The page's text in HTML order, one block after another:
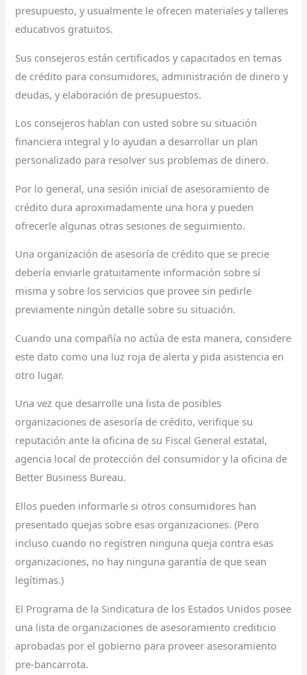
presupuesto, y usualmente le ofrecen materiales y talleres
educativos gratuitos.
Sus consejeros están certificados y capacitados en temas
de crédito para consumidores, administración de dinero y
deudas, y elaboración de presupuestos.
Los consejeros hablan con usted sobre su situación
financiera integral y lo ayudan a desarrollar un plan
personalizado para resolver sus problemas de dinero.
Por lo general, una sesión inicial de asesoramiento de
crédito dura aproximadamente una hora y pueden
ofrecerle algunas otras sesiones de seguimiento.
Una organización de asesoría de crédito que se precie
debería enviarle gratuitamente información sobre sí
misma y sobre los servicios que provee sin pedirle
previamente ningún detalle sobre su situación.
Cuando una compañía no actúa de esta manera, considere
este dato como una luz roja de alerta y pida asistencia en
otro lugar.
Una vez que desarrolle una lista de posibles
organizaciones de asesoría de crédito, verifique su
reputación ante la oficina de su Fiscal General estatal,
agencia local de protección del consumidor y la oficina de
Better Business Bureau.
Ellos pueden informarle si otros consumidores han
presentado quejas sobre esas organizaciones. (Pero
incluso cuando no registren ninguna queja contra esas
organizaciones, no hay ninguna garantía de que sean
legítimas.)
El Programa de la Sindicatura de los Estados Unidos posee
una lista de organizaciones de asesoramiento crediticio
aprobadas por el gobierno para proveer asesoramiento
pre-bancarrota.